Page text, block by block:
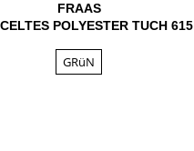
FRAAS
POLYESTER TUCH 615
GRüN